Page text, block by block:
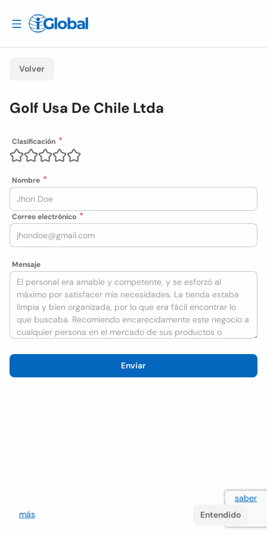
Volver
Golf Usa De Chile Ltda
Clasificación
Nombre
Correo electrónico
Mensaje
Enviar
Utilizamos cookies para mejorar la experiencia del usuario saber
más
Entendido